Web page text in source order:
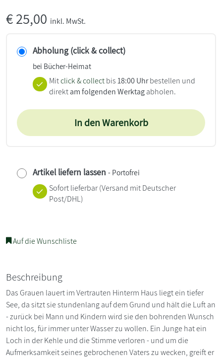
€25,00 inkl. MwSt.
Abholung (click & collect)
bei Bücher-Heimat
Mitclick & collect bis18:00 Uhrbestellen und
direktam folgenden Werktagabholen.
In den Warenkorb
Artikel liefern lassen - Portofrei
Sofort lieferbar(Versand mit Deutscher
Post/DHL)
Auf die Wunschliste
Beschreibung
Das Grauen lauert im Vertrauten Hinterm Haus liegt ein tiefer
See, da sitzt sie stundenlang auf dem Grund und hält die Luft an
- zurück bei Mann und Kindern wird sie den bohrenden Wunsch
nicht los, für immer unter Wasser zu wollen. Ein Junge hat ein
Loch in der Kehle und die Stimme verloren - und um die
Aufmerksamkeit seines gebrochenen Vaters zu wecken, greift er